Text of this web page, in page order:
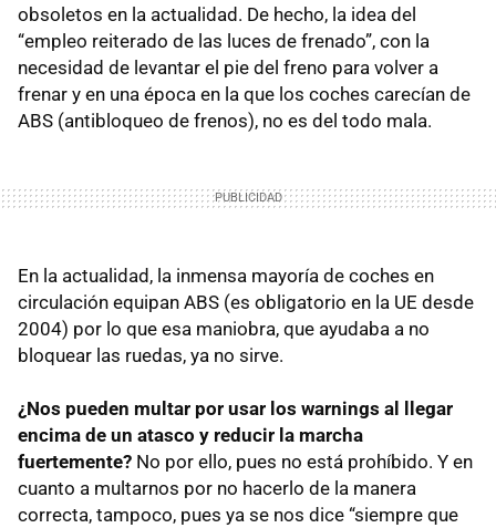
obsoletos en la actualidad. De hecho, la idea del
“empleo reiterado de las luces de frenado”, con la
necesidad de levantar el pie del freno para volver a
frenar y en una época en la que los coches carecían de
ABS (antibloqueo de frenos), no es del todo mala.
En la actualidad, la inmensa mayoría de coches en
circulación equipan ABS (es obligatorio en la UE desde
2004) por lo que esa maniobra, que ayudaba a no
bloquear las ruedas, ya no sirve.
¿Nos pueden multar por usar los warnings al llegar
encima de un atasco y reducir la marcha
fuertemente? No por ello, pues no está prohíbido. Y en
cuanto a multarnos por no hacerlo de la manera
correcta, tampoco, pues ya se nos dice “siempre que